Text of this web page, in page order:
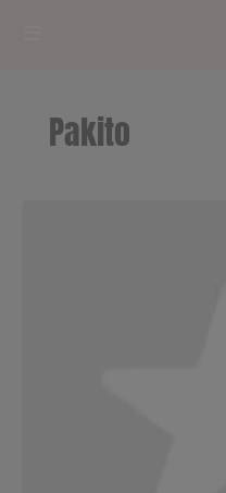
RADIOPLAYER
Pakito